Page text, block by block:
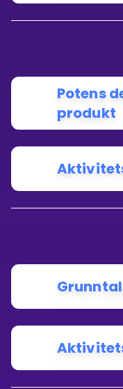
Potens
produkt